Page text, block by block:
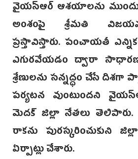
వైయస్ఆర్ ఆశయాలను
అంశంపై శ్రీమతి
ప్రస్తావిస్తారు. పంచాయతీ
ఎగురవేయడం ద్వారా సాధారణ
శ్రేణులను సన్నద్ధం చేసే దిశగా
పర్యటన వుంటుందని
మెదక్ జిల్లా నేతలు
రాకను పురస్కరించుకుని
ఏర్పాట్లు చేశారు.